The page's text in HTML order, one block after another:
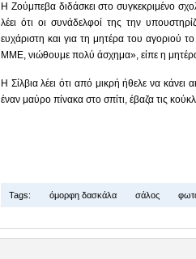
Η Ζούμπεβα διδάσκει στο συγκεκριμένο
λέει ότι οι συνάδελφοί της την
ευχάριστη και για τη μητέρα του αγοριού
ΜΜΕ, νιώθουμε πολύ άσχημα», είπε η
Η Σίλβια λέει ότι από μικρή ήθελε να
έναν μαύρο πίνακα στο σπίτι, έβαζα τις
Tags: όμορφη δασκάλα σάλος